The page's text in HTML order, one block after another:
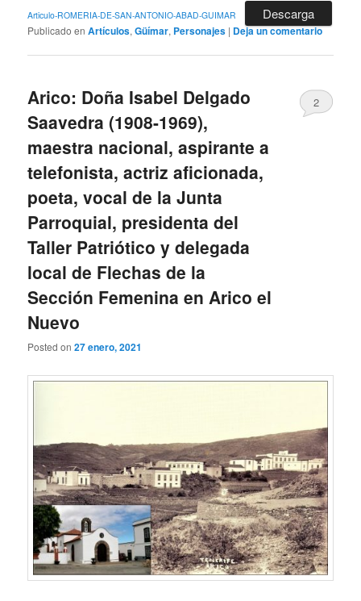
Articulo-ROMERIA-DE-SAN-ANTONIO-ABAD-GUIMAR Descarga
Publicado en Artículos,Güímar, Personajes | Deja un comentario
Arico: Doña Isabel Delgado
Saavedra (1908-1969),
maestra nacional, aspirante a
telefonista, actriz aficionada,
poeta, vocal de la Junta
Parroquial, presidenta del
Taller Patriótico y delegada
local de Flechas de la
Sección Femenina en Arico el
Nuevo
Posted on27 enero, 2021
2